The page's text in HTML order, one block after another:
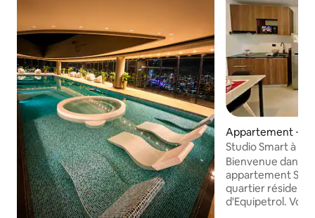
Appartement ⋅
Sierra
Studio Smart à
Bienvenue dans
appartement
quartier
d'Equipetrol.